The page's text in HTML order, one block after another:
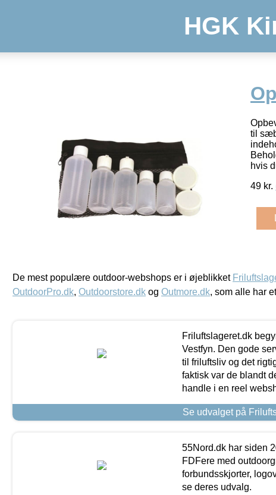
HGK
til
hvis
49 kr.
De mest populære outdoor-webshops er i øjeblikket
OutdoorPro.dk, Outdoorstore.dk og Outmore.dk, som alle har
Friluftslageret.dk
Vestfyn. Den gode
til friluftsliv og det
faktisk var de blandt
handle i en reel
Se udvalget på
55Nord.dk har siden
FDFere med
forbundsskjorter,
se deres udvalg.